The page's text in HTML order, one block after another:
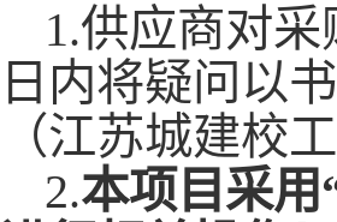
1.供应商对
日内将疑问以
（江苏城建校
2.本项目采用